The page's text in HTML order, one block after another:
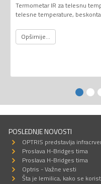
Termometar IR za telesnu
telesne temperature,
Opširnije...
POSLEDNJE NOVOSTI
OPTRIS predstavlja
Proslava H-Bridges tima
Proslava H-Bridges tima
Optris - Važne vesti
Šta je lemilica, kako se